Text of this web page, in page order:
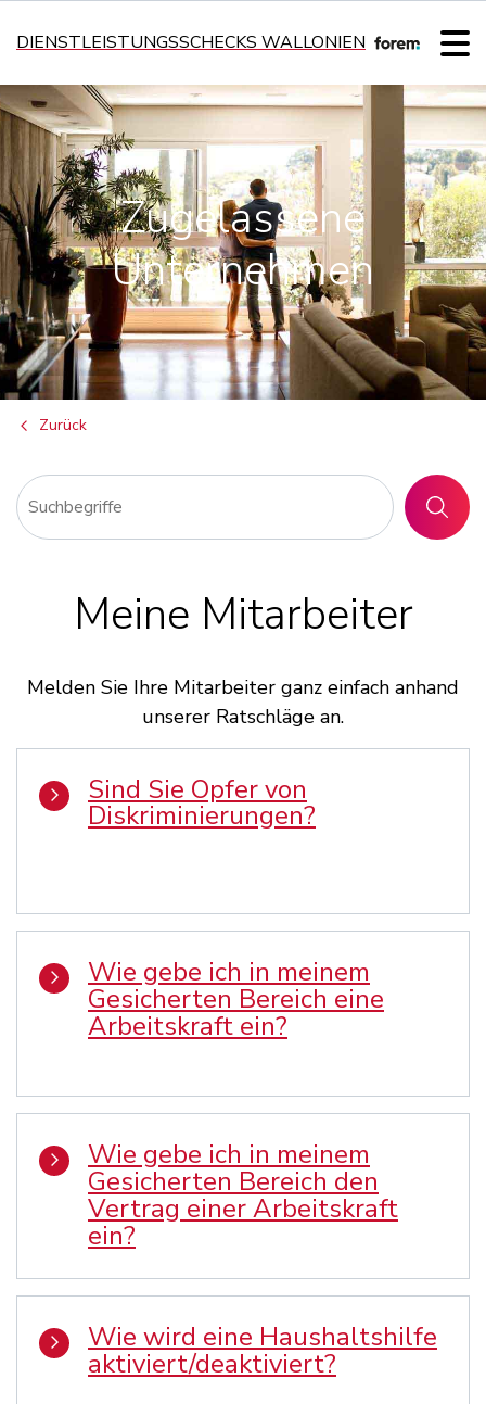
DIENSTLEISTUNGSSCHECKS WALLONIEN
Zugelassene
Unternehmen
Zurück
SUCHEN
Meine Mitarbeiter
Melden Sie Ihre Mitarbeiter ganz einfach anhand
unserer Ratschläge an.
Sind Sie Opfer von
Diskriminierungen?
Wie gebe ich in meinem
Gesicherten Bereich eine
Arbeitskraft ein?
Wie gebe ich in meinem
Gesicherten Bereich den
Vertrag einer Arbeitskraft
ein?
Wie wird eine Haushaltshilfe
aktiviert/deaktiviert?